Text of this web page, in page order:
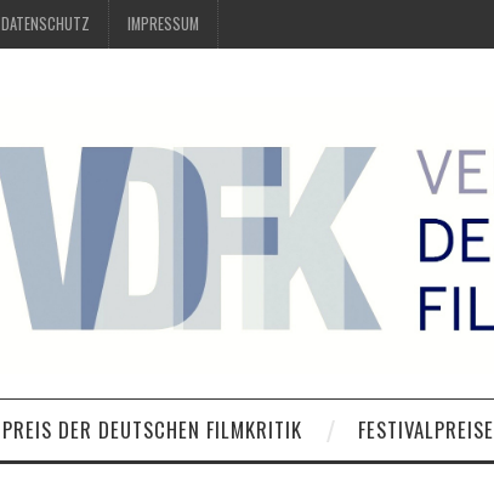
DATENSCHUTZ IMPRESSUM
PREIS DER DEUTSCHEN FILMKRITIK FESTIVALPREISE